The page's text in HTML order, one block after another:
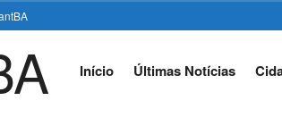
Início Últimas Notícias